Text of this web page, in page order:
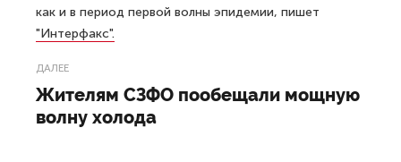
как и в период первой волны эпидемии, пишет
"Интерфакс".
ДАЛЕЕ
Жителям СЗФО пообещали мощную
волну холода